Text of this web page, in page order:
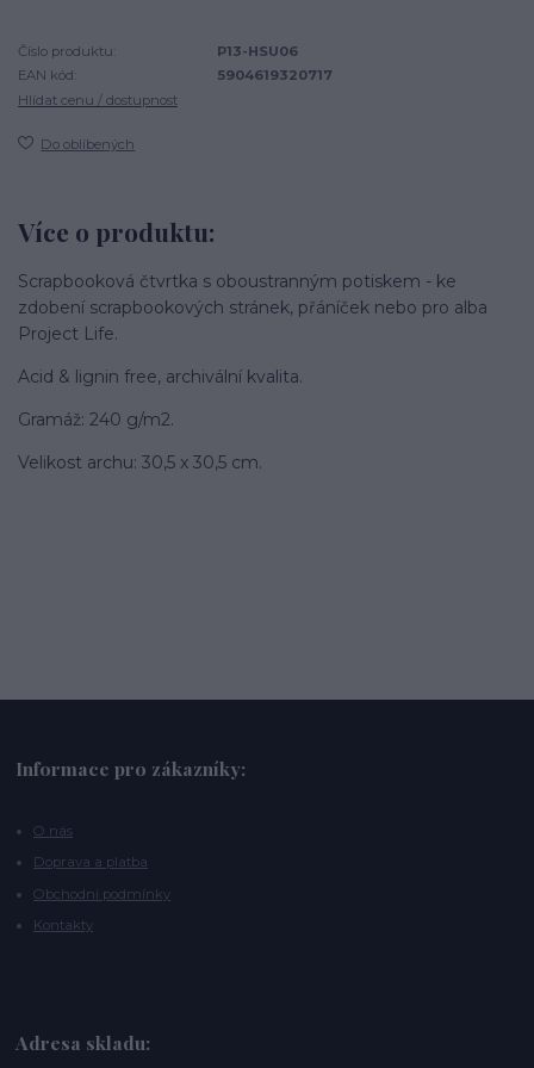
Číslo produktu:
P13-HSU06
EAN kód:
5904619320717
Hlídat cenu / dostupnost
Do oblíbených
Více o produktu:
Scrapbooková čtvrtka s oboustranným potiskem - ke
zdobení scrapbookových stránek, přáníček nebo pro alba
Project Life.
Acid & lignin free, archivální kvalita.
Gramáž: 240 g/m2.
Velikost archu: 30,5 x 30,5 cm.
Informace pro zákazníky:
O nás
Doprava a platba
Obchodní podmínky
Kontakty
Adresa skladu: